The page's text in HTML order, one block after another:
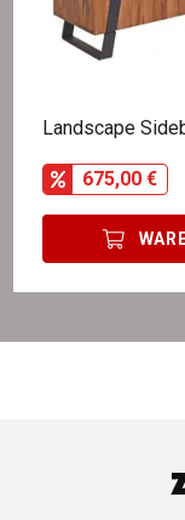
Landscape
675,00 €